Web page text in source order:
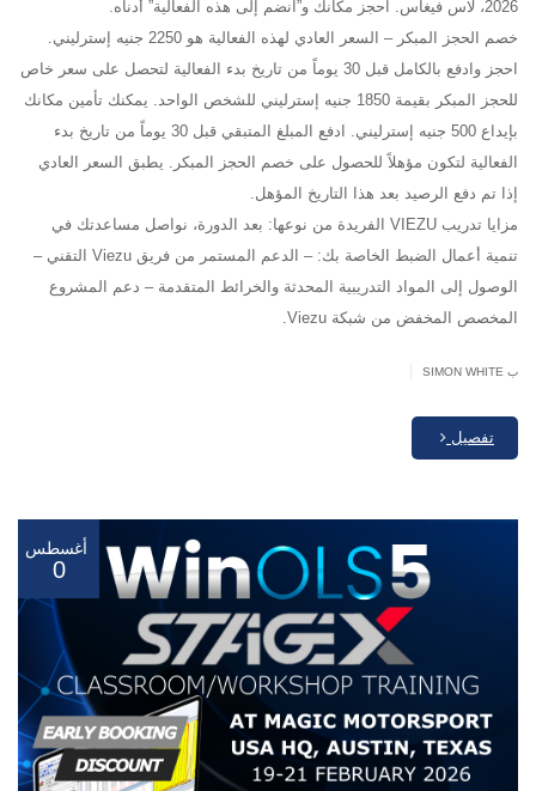
2026، لاس فيغاس. احجز مكانك و”انضم إلى هذه الفعالية” أدناه.
خصم الحجز المبكر – السعر العادي لهذه الفعالية هو 2250 جنيه إسترليني.
احجز وادفع بالكامل قبل 30 يوماً من تاريخ بدء الفعالية لتحصل على سعر خاص
للحجز المبكر بقيمة 1850 جنيه إسترليني للشخص الواحد. يمكنك تأمين مكانك
بإيداع 500 جنيه إسترليني. ادفع المبلغ المتبقي قبل 30 يوماً من تاريخ بدء
الفعالية لتكون مؤهلاً للحصول على خصم الحجز المبكر. يطبق السعر العادي
إذا تم دفع الرصيد بعد هذا التاريخ المؤهل.
مزايا تدريب VIEZU الفريدة من نوعها: بعد الدورة، نواصل مساعدتك في
تنمية أعمال الضبط الخاصة بك: – الدعم المستمر من فريق Viezu التقني –
الوصول إلى المواد التدريبية المحدثة والخرائط المتقدمة – دعم المشروع
المخصص المخفض من شبكة Viezu.
ب SIMON WHITE
تفصيل
أغسطس
0